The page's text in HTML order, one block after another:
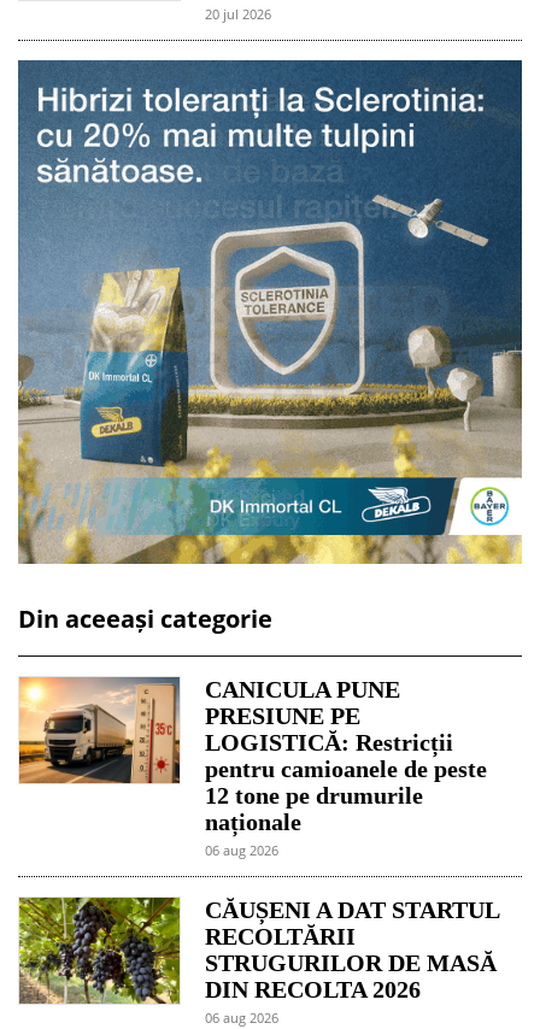
20 jul 2026
Din aceeași categorie
CANICULA PUNE
PRESIUNE PE
LOGISTICĂ: Restricții
pentru camioanele de peste
12 tone pe drumurile
naționale
06 aug 2026
CĂUȘENI A DAT STARTUL
RECOLTĂRII
STRUGURILOR DE MASĂ
DIN RECOLTA 2026
06 aug 2026